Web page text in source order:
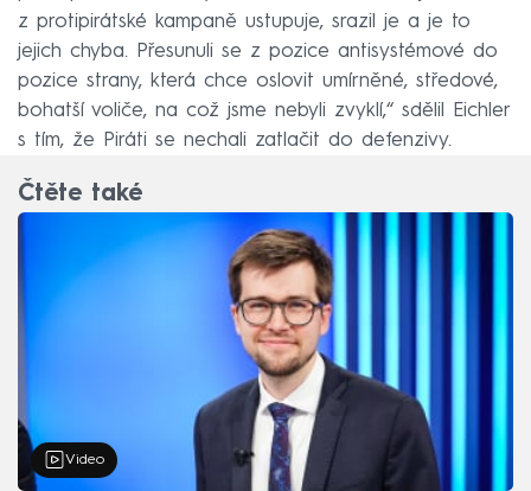
z protipirátské kampaně ustupuje, srazil je a je to
jejich chyba. Přesunuli se z pozice antisystémové do
pozice strany, která chce oslovit umírněné, středové,
bohatší voliče, na což jsme nebyli zvyklí,“ sdělil Eichler
s tím, že Piráti se nechali zatlačit do defenzivy.
Čtěte také
Video